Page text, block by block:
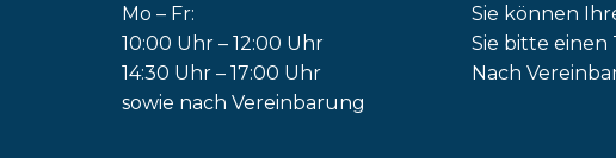
Mo – Fr:
10:00 Uhr – 12:00 Uhr
14:30 Uhr – 17:00 Uhr
sowie nach Vereinbarung
Sie können
Sie bitte einen
Nach